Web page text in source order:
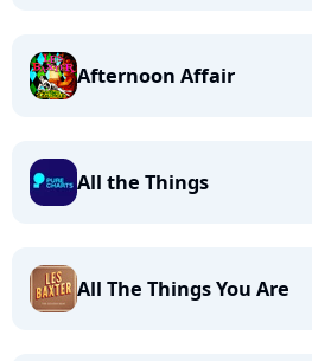
Afternoon Affair
All the Things
All The Things You Are